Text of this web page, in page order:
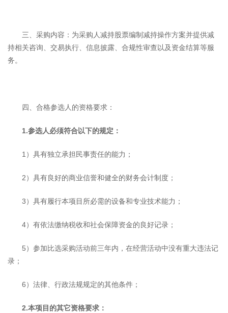
三、采购内容：为采购人减持股票编制减持操作方案并提供减
持相关咨询、交易执行、信息披露、合规性审查以及资金结算等服
务。
四、合格参选人的资格要求：
1.参选人必须符合以下的规定：
1）具有独立承担民事责任的能力；
2）具有良好的商业信誉和健全的财务会计制度；
3）具有履行本项目所必需的设备和专业技术能力；
4）有依法缴纳税收和社会保障资金的良好记录；
5）参加比选采购活动前三年内，在经营活动中没有重大违法记
录；
6）法律、行政法规规定的其他条件；
2.本项目的其它资格要求：